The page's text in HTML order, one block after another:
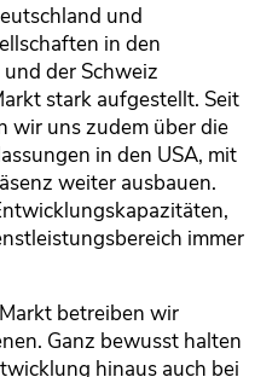
und
in den
der Schweiz
stark aufgestellt. Seit
wir uns zudem über die
in den USA, mit
weiter ausbauen.
immer
betreiben wir
Ganz bewusst halten
hinaus auch bei